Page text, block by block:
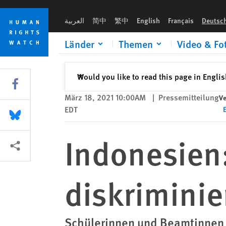
Skip
cookie
privacy
notice
Skip
main
content
العربية 简中 繁中 English Français
Länder Themen Video &
Would you like to read this page in
✕Schließen
März 18, 2021 10:00AM
EDT
| Pressemitteilung
Schülerinnen und
Share this via Facebook
Share this via Bluesky
More sharing options